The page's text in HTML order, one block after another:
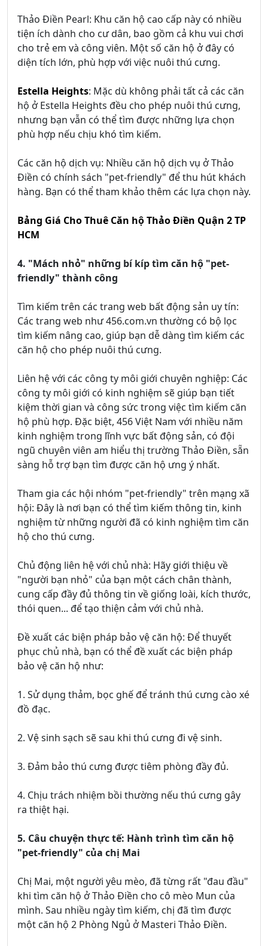
Thảo Điền Pearl: Khu căn hộ cao cấp này có nhiều
tiện ích dành cho cư dân, bao gồm cả khu vui chơi
cho trẻ em và công viên. Một số căn hộ ở đây có
diện tích lớn, phù hợp với việc nuôi thú cưng.
Estella Heights: Mặc dù không phải tất cả các căn
hộ ở Estella Heights đều cho phép nuôi thú cưng,
nhưng bạn vẫn có thể tìm được những lựa chọn
phù hợp nếu chịu khó tìm kiếm.
Các căn hộ dịch vụ: Nhiều căn hộ dịch vụ ở Thảo
Điền có chính sách "pet-friendly" để thu hút khách
hàng. Bạn có thể tham khảo thêm các lựa chọn này.
Bảng Giá Cho Thuê Căn hộ Thảo Điền Quận 2 TP
HCM
4. "Mách nhỏ" những bí kíp tìm căn hộ "pet-
friendly" thành công
Tìm kiếm trên các trang web bất động sản uy tín:
Các trang web như 456.com.vn thường có bộ lọc
tìm kiếm nâng cao, giúp bạn dễ dàng tìm kiếm các
căn hộ cho phép nuôi thú cưng.
Liên hệ với các công ty môi giới chuyên nghiệp: Các
công ty môi giới có kinh nghiệm sẽ giúp bạn tiết
kiệm thời gian và công sức trong việc tìm kiếm căn
hộ phù hợp. Đặc biệt, 456 Việt Nam với nhiều năm
kinh nghiệm trong lĩnh vực bất động sản, có đội
ngũ chuyên viên am hiểu thị trường Thảo Điền, sẵn
sàng hỗ trợ bạn tìm được căn hộ ưng ý nhất.
Tham gia các hội nhóm "pet-friendly" trên mạng xã
hội: Đây là nơi bạn có thể tìm kiếm thông tin, kinh
nghiệm từ những người đã có kinh nghiệm tìm căn
hộ cho thú cưng.
Chủ động liên hệ với chủ nhà: Hãy giới thiệu về
"người bạn nhỏ" của bạn một cách chân thành,
cung cấp đầy đủ thông tin về giống loài, kích thước,
thói quen... để tạo thiện cảm với chủ nhà.
Đề xuất các biện pháp bảo vệ căn hộ: Để thuyết
phục chủ nhà, bạn có thể đề xuất các biện pháp
bảo vệ căn hộ như:
1. Sử dụng thảm, bọc ghế để tránh thú cưng cào xé
đồ đạc.
2. Vệ sinh sạch sẽ sau khi thú cưng đi vệ sinh.
3. Đảm bảo thú cưng được tiêm phòng đầy đủ.
4. Chịu trách nhiệm bồi thường nếu thú cưng gây
ra thiệt hại.
5. Câu chuyện thực tế: Hành trình tìm căn hộ
"pet-friendly" của chị Mai
Chị Mai, một người yêu mèo, đã từng rất "đau đầu"
khi tìm căn hộ ở Thảo Điền cho cô mèo Mun của
mình. Sau nhiều ngày tìm kiếm, chị đã tìm được
một căn hộ 2 Phòng Ngủ ở Masteri Thảo Điền.